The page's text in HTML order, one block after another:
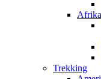
Afrika
Trekking